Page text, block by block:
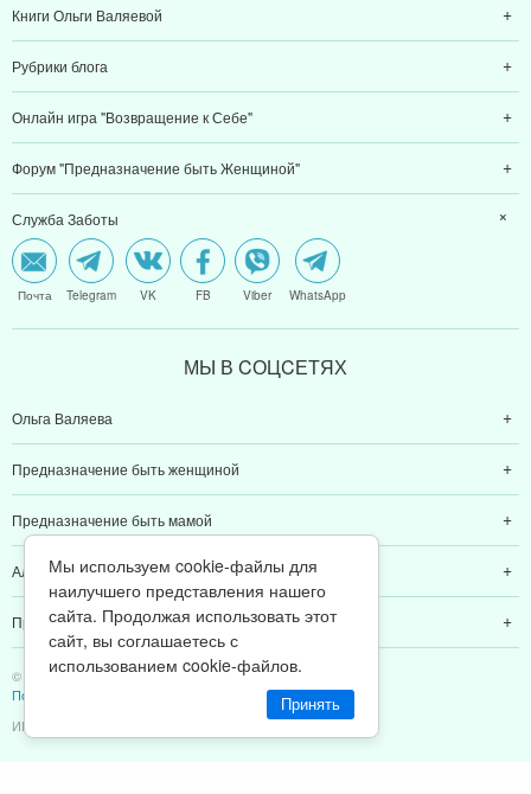
Книги Ольги Валяевой
Рубрики блога
Онлайн игра "Возвращение к Себе"
Форум "Предназначение быть Женщиной"
Служба Заботы
Почта Telegram VK FB Viber WhatsApp
МЫ В CОЦCЕТЯХ
Ольга Валяева
Предназначение быть женщиной
Предназначение быть мамой
Алексей Валяев
Предназначение быть папой
© 2011-2026 Предназначение быть Женщиной
Политика конфиденциальности
ИП Валяев А. В. | ИНН 380111808709
Мы используем cookie-файлы для
наилучшего представления нашего
сайта. Продолжая использовать этот
сайт, вы соглашаетесь с
использованием cookie-файлов.
Принять